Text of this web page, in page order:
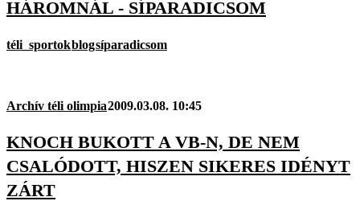
HÁROMNÁL - SÍPARADICSOM
téli_sportokblogsíparadicsom
Archív téli olimpia2009.03.08. 10:45
KNOCH BUKOTT A VB-N, DE NEM
CSALÓDOTT, HISZEN SIKERES IDÉNYT
ZÁRT